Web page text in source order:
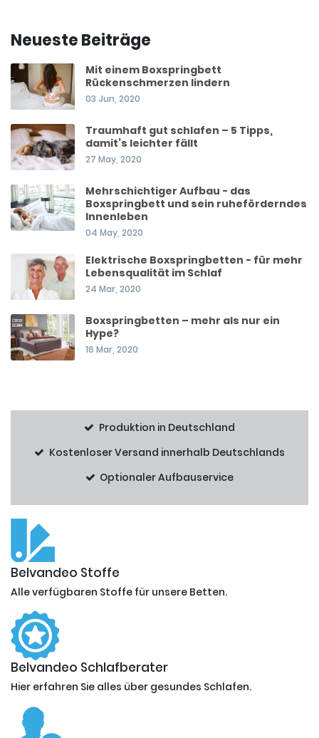
Neueste Beiträge
Mit einem Boxspringbett
Rückenschmerzen lindern
03 Jun, 2020
Traumhaft gut schlafen – 5 Tipps,
damit’s leichter fällt
27 May, 2020
Mehrschichtiger Aufbau - das
Boxspringbett und sein ruheförderndes
Innenleben
04 May, 2020
Elektrische Boxspringbetten - für mehr
Lebensqualität im Schlaf
24 Mar, 2020
Boxspringbetten – mehr als nur ein
Hype?
16 Mar, 2020
Produktion in Deutschland
Kostenloser Versand innerhalb Deutschlands
Optionaler Aufbauservice
Belvandeo Stoffe
Alle verfügbaren Stoffe für unsere Betten.
Belvandeo Schlafberater
Hier erfahren Sie alles über gesundes Schlafen.